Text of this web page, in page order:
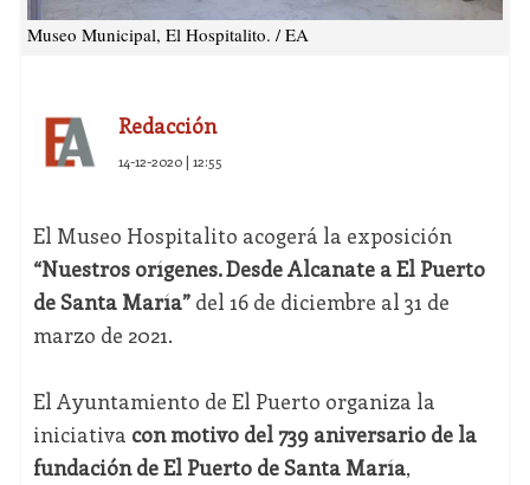
Museo Municipal, El Hospitalito. / EA
Redacción
14-12-2020 | 12:55
El Museo Hospitalito acogerá la exposición
“Nuestros orígenes. Desde Alcanate a El Puerto
de Santa María”del 16 de diciembre al 31 de
marzo de 2021.
El Ayuntamiento de El Puerto organiza la
iniciativa con motivo del 739 aniversario de la
fundación de El Puerto de Santa María,